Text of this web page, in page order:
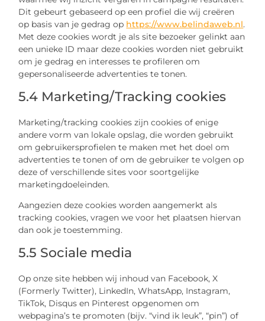
Dit gebeurt gebaseerd op een profiel die wij creëren
op basis van je gedrag op https://www.belindaweb.nl.
Met deze cookies wordt je als site bezoeker gelinkt aan
een unieke ID maar deze cookies worden niet gebruikt
om je gedrag en interesses te profileren om
gepersonaliseerde advertenties te tonen.
5.4 Marketing/Tracking cookies
Marketing/tracking cookies zijn cookies of enige
andere vorm van lokale opslag, die worden gebruikt
om gebruikersprofielen te maken met het doel om
advertenties te tonen of om de gebruiker te volgen op
deze of verschillende sites voor soortgelijke
marketingdoeleinden.
Aangezien deze cookies worden aangemerkt als
tracking cookies, vragen we voor het plaatsen hiervan
dan ook je toestemming.
5.5 Sociale media
Op onze site hebben wij inhoud van Facebook, X
(Formerly Twitter), LinkedIn, WhatsApp, Instagram,
TikTok, Disqus en Pinterest opgenomen om
webpagina’s te promoten (bijv. “vind ik leuk”, “pin”) of